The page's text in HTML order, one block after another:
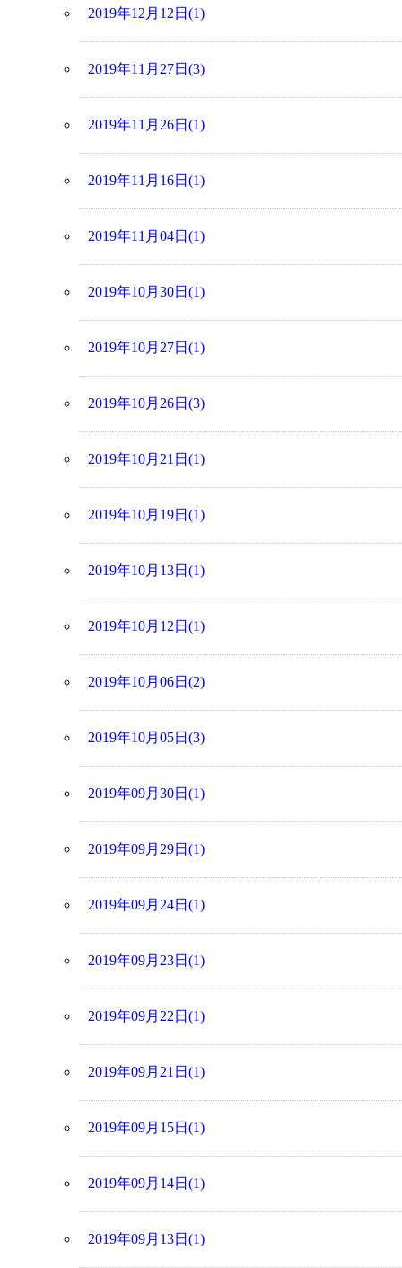
2019年12月12日(1)
2019年11月27日(3)
2019年11月26日(1)
2019年11月16日(1)
2019年11月04日(1)
2019年10月30日(1)
2019年10月27日(1)
2019年10月26日(3)
2019年10月21日(1)
2019年10月19日(1)
2019年10月13日(1)
2019年10月12日(1)
2019年10月06日(2)
2019年10月05日(3)
2019年09月30日(1)
2019年09月29日(1)
2019年09月24日(1)
2019年09月23日(1)
2019年09月22日(1)
2019年09月21日(1)
2019年09月15日(1)
2019年09月14日(1)
2019年09月13日(1)